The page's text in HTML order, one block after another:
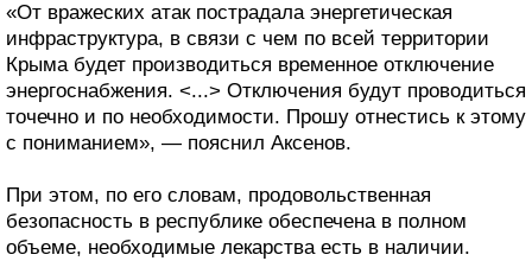
«От вражеских атак пострадала энергетическая
инфраструктура, в связи с чем по всей территории
Крыма будет производиться временное отключение
энергоснабжения. <...> Отключения будут проводиться
точечно и по необходимости. Прошу отнестись к этому
с пониманием», — пояснил Аксенов.
При этом, по его словам, продовольственная
безопасность в республике обеспечена в полном
объеме, необходимые лекарства есть в наличии.